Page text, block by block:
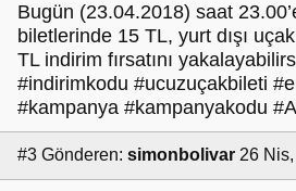
Bugün (23.04.2018) saat
biletlerinde 15 TL, yurt dışı
TL indirim fırsatını
#indirimkodu #ucuzuçakbileti
#kampanya #kampanyakodu
#3 Gönderen: simonbolivar 26